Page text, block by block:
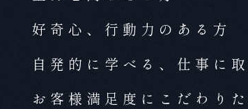
好奇心、行動力のある方
自発的に学べる、仕事に
お客様満足度にこだわり